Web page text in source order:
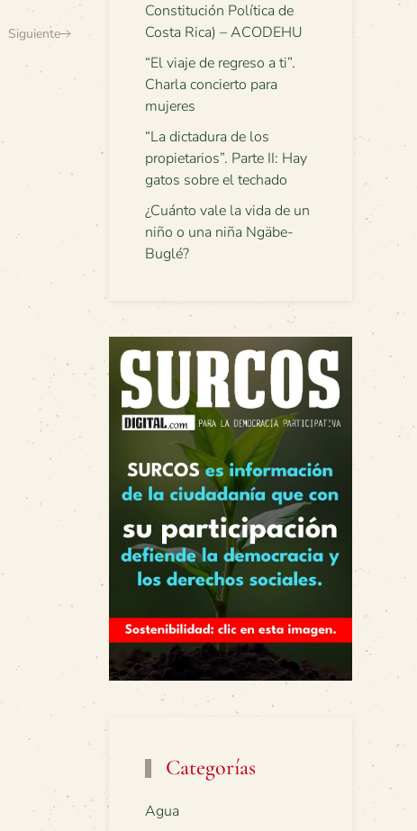
Siguiente
Constitución Política de
Costa Rica) – ACODEHU
“El viaje de regreso a ti”.
Charla concierto para
mujeres
“La dictadura de los
propietarios”. Parte II: Hay
gatos sobre el techado
¿Cuánto vale la vida de un
niño o una niña Ngäbe-
Buglé?
Categorías
Agua